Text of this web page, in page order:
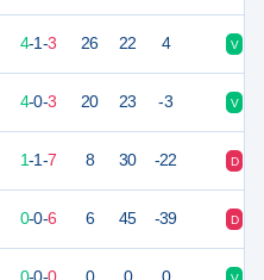
4-1-3 26 22 4 V
4-0-3 20 23 -3 V
1-1-7 8 30 -22 D
0-0-6 6 45 -39 D